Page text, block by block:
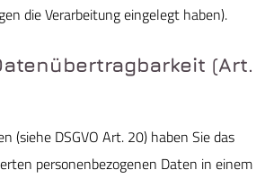
die Verarbeitung eingelegt haben).
(Art.
(siehe DSGVO Art. 20) haben Sie das
personenbezogenen Daten in einem